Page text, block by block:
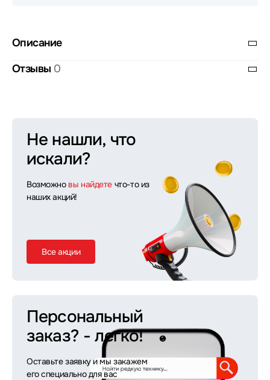
Описание
Отзывы 0
Не нашли, что
искали?
Возможно вы найдете что-то из
наших акций!
Все акции
Персональный
заказ? - легко!
Оставьте заявку и мы закажем
его специально для вас